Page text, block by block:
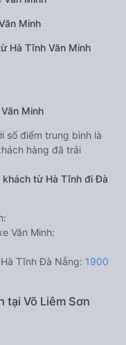
Minh
Hà Tĩnh Văn Minh
Minh
số điểm trung bình là
hàng đã trải
khách từ Hà Tĩnh đi Đà
Văn Minh:
Tĩnh Đà Nẵng: 1900
tại Võ Liêm Sơn